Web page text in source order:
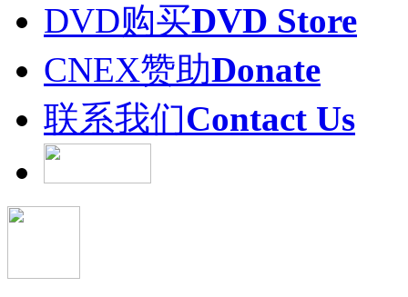
DVD购买DVD Store
CNEX赞助Donate
联系我们Contact Us